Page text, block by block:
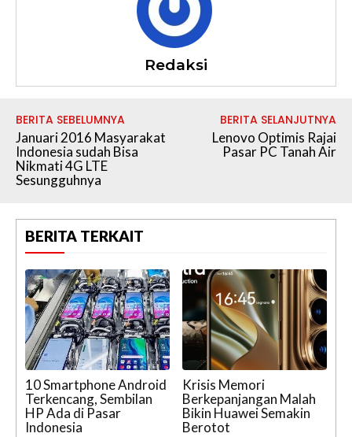
Redaksi
BERITA SEBELUMNYA
Januari 2016 Masyarakat
Indonesia sudah Bisa
Nikmati 4G LTE
Sesungguhnya
BERITA SELANJUTNYA
Lenovo Optimis Rajai
Pasar PC Tanah Air
BERITA TERKAIT
10 Smartphone Android
Terkencang, Sembilan
HP Ada di Pasar
Indonesia
Krisis Memori
Berkepanjangan Malah
Bikin Huawei Semakin
Berotot